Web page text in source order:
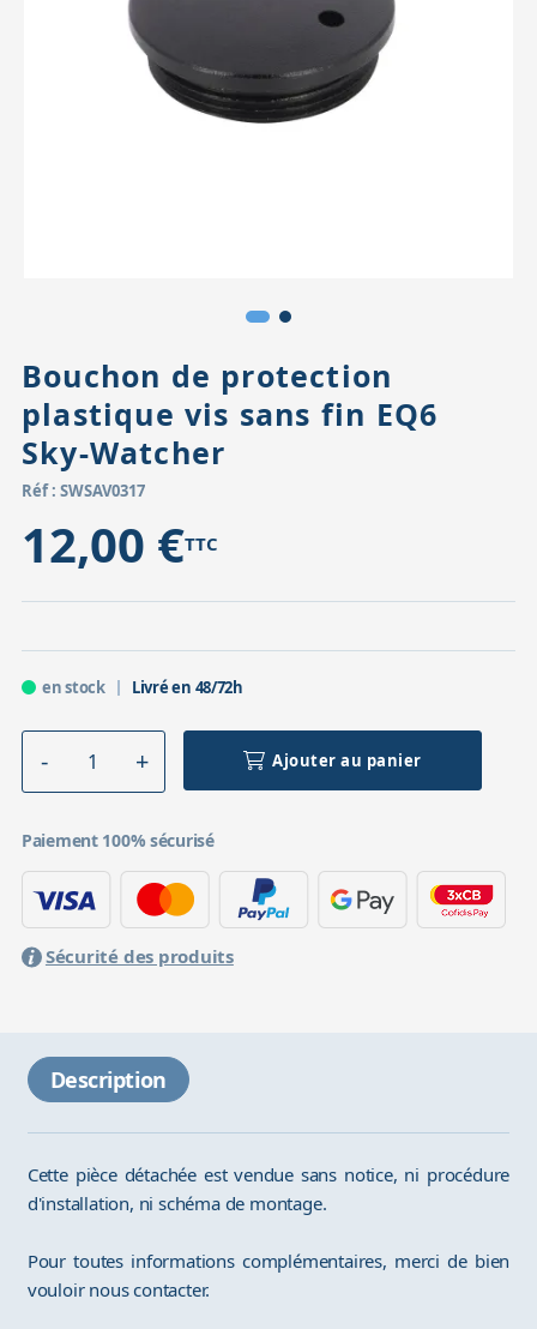
Accessoires pour montures
Pièces détachées
Bouchon de protection
plastique vis sans fin EQ6
Sky-Watcher
Réf : SWSAV0317
12,00 €TTC
en stock Livré en 48/72h
Ajouter au panier
Paiement 100% sécurisé
Sécurité des produits
Description
Cette pièce détachée est vendue sans notice, ni procédure
d'installation, ni schéma de montage.
Pour toutes informations complémentaires, merci de bien
vouloir nous contacter.